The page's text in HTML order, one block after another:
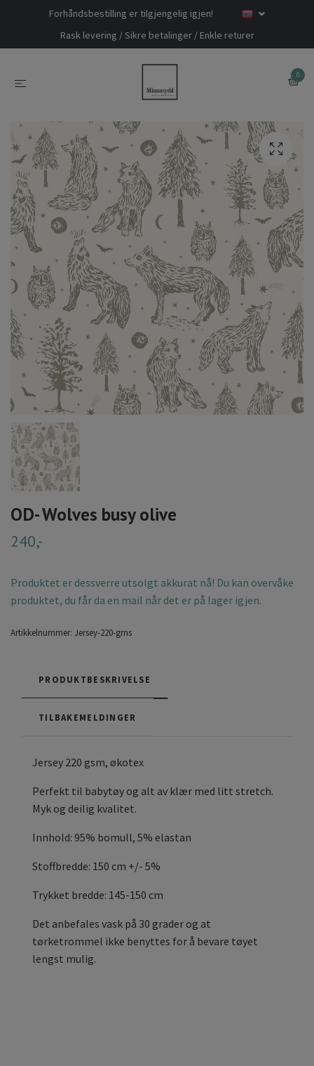
Forhåndsbestilling er tilgjengelig igjen!
Rask levering / Sikre betalinger / Enkle returer
0
OD- Wolves busy olive
240,-
Produktet er dessverre utsolgt akkurat nå! Du kan overvåke
produktet, du får da en mail når det er på lager igjen.
Artikkelnummer: Jersey-220-gms
PRODUKTBESKRIVELSE
TILBAKEMELDINGER
Jersey 220 gsm, økotex
Perfekt til babytøy og alt av klær med litt stretch.
Myk og deilig kvalitet.
Innhold: 95% bomull, 5% elastan
Stoffbredde: 150 cm +/- 5%
Trykket bredde: 145-150 cm
Det anbefales vask på 30 grader og at
tørketrommel ikke benyttes for å bevare tøyet
lengst mulig.